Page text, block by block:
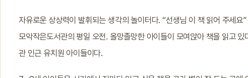
자유로운 상상력이 발휘되는 생각의 놀이터다. “선생님 이 책 읽어 주세
모악작은도서관의 평일 오전. 올망졸망한 아이들이 모여앉아 책을 읽고
관 인근 유치원 아이들이다.